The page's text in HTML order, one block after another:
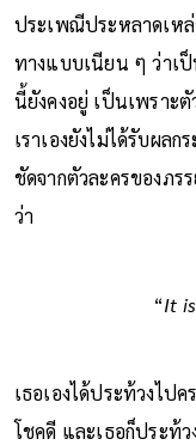
ประเพณีประหลาดเห
ทางแบบเนียน ๆ ว่าเ
นี้ยังคงอยู่ เป็นเพราะ
เราเองยังไม่ได้รับผล
ชัดจากตัวละครของภร
ว่า
“It
เธอเองได้ประท้วงไป
โชคดี และเธอก็ประท้ว